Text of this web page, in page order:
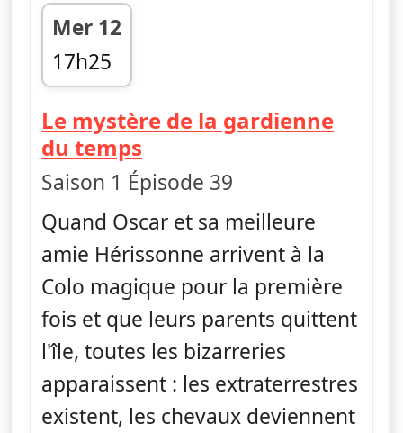
Mer 12
17h25
fin 17h40
Le mystère de la gardienne
du temps
Saison 1 Épisode 39
Quand Oscar et sa meilleure
amie Hérissonne arrivent à la
Colo magique pour la première
fois et que leurs parents quittent
l'île, toutes les bizarreries
apparaissent : les extraterrestres
existent, les chevaux deviennent